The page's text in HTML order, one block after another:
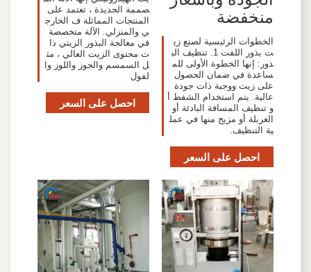
منخفضة
الخطوات الرئيسية لصنع زي
ت بذور اللفت 1. تنظيف الب
ذور: إنها الخطوة الأولى للم
ساعدة في ضمان الحصول
على زيت ووجبة ذات جودة
عالية. يتم استخدام الشفط أ
و تنظيف المسافة البادئة أو
الغربلة أو مزيج منها في عمل
ية التنظيف.
احصل على السعر
صممة الجديدة ، تعتمد على
المنتجات المماثلة ف الخارج
ي والمنزلي. الآلة متخصصة
في معالجة البذور الزيتي ذا
ت محتوى الزيت العالي ، مث
ل السمسم والجوز واللوز وا
لفول
احصل على السعر